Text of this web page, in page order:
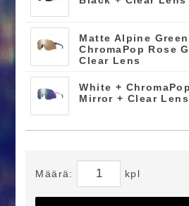
Matte Alpine
ChromaPop Rose
Clear Lens
White +
Mirror + Clear Lens
Määrä: kpl